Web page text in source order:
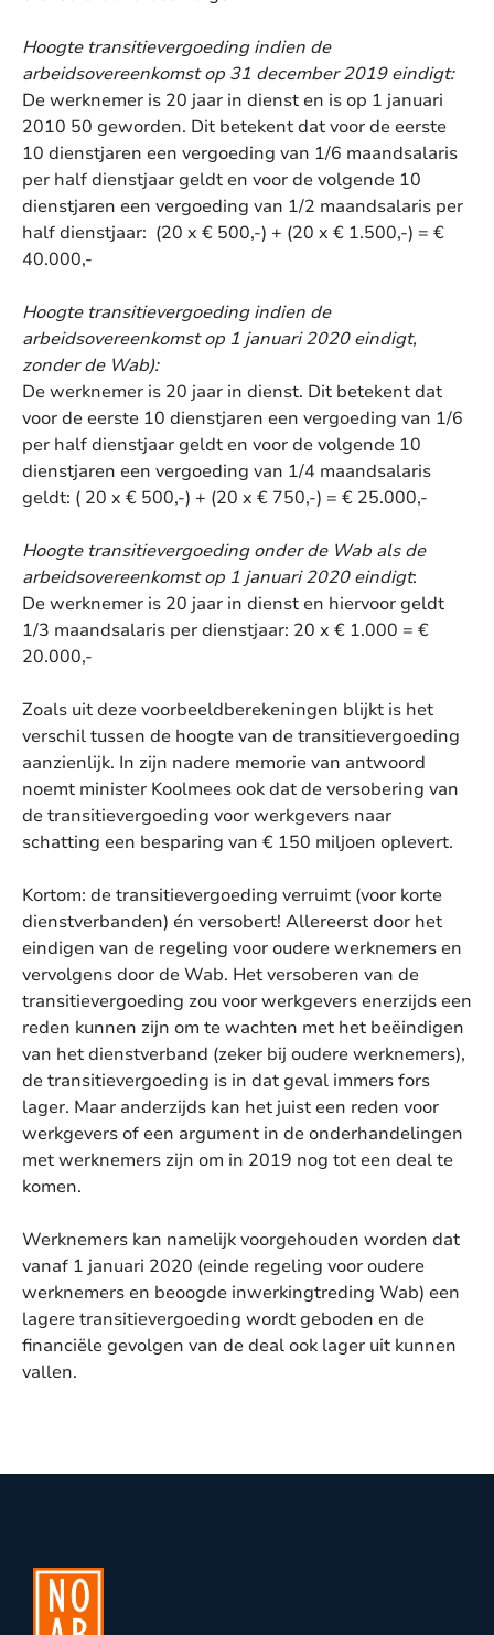
Hoogte transitievergoeding indien de
arbeidsovereenkomst op 31 december 2019 eindigt:
De werknemer is 20 jaar in dienst en is op 1 januari
2010 50 geworden. Dit betekent dat voor de eerste
10 dienstjaren een vergoeding van 1/6 maandsalaris
per half dienstjaar geldt en voor de volgende 10
dienstjaren een vergoeding van 1/2 maandsalaris per
half dienstjaar: (20 x € 500,-) + (20 x € 1.500,-) = €
40.000,-
Hoogte transitievergoeding indien de
arbeidsovereenkomst op 1 januari 2020 eindigt,
zonder de Wab):
De werknemer is 20 jaar in dienst. Dit betekent dat
voor de eerste 10 dienstjaren een vergoeding van 1/6
per half dienstjaar geldt en voor de volgende 10
dienstjaren een vergoeding van 1/4 maandsalaris
geldt: ( 20 x € 500,-) + (20 x € 750,-) = € 25.000,-
Hoogte transitievergoeding onder de Wab als de
arbeidsovereenkomst op 1 januari 2020 eindigt:
De werknemer is 20 jaar in dienst en hiervoor geldt
1/3 maandsalaris per dienstjaar: 20 x € 1.000 = €
20.000,-
Zoals uit deze voorbeeldberekeningen blijkt is het
verschil tussen de hoogte van de transitievergoeding
aanzienlijk. In zijn nadere memorie van antwoord
noemt minister Koolmees ook dat de versobering van
de transitievergoeding voor werkgevers naar
schatting een besparing van € 150 miljoen oplevert.
Kortom: de transitievergoeding verruimt (voor korte
dienstverbanden) én versobert! Allereerst door het
eindigen van de regeling voor oudere werknemers en
vervolgens door de Wab. Het versoberen van de
transitievergoeding zou voor werkgevers enerzijds een
reden kunnen zijn om te wachten met het beëindigen
van het dienstverband (zeker bij oudere werknemers),
de transitievergoeding is in dat geval immers fors
lager. Maar anderzijds kan het juist een reden voor
werkgevers of een argument in de onderhandelingen
met werknemers zijn om in 2019 nog tot een deal te
komen.
Werknemers kan namelijk voorgehouden worden dat
vanaf 1 januari 2020 (einde regeling voor oudere
werknemers en beoogde inwerkingtreding Wab) een
lagere transitievergoeding wordt geboden en de
financiële gevolgen van de deal ook lager uit kunnen
vallen.